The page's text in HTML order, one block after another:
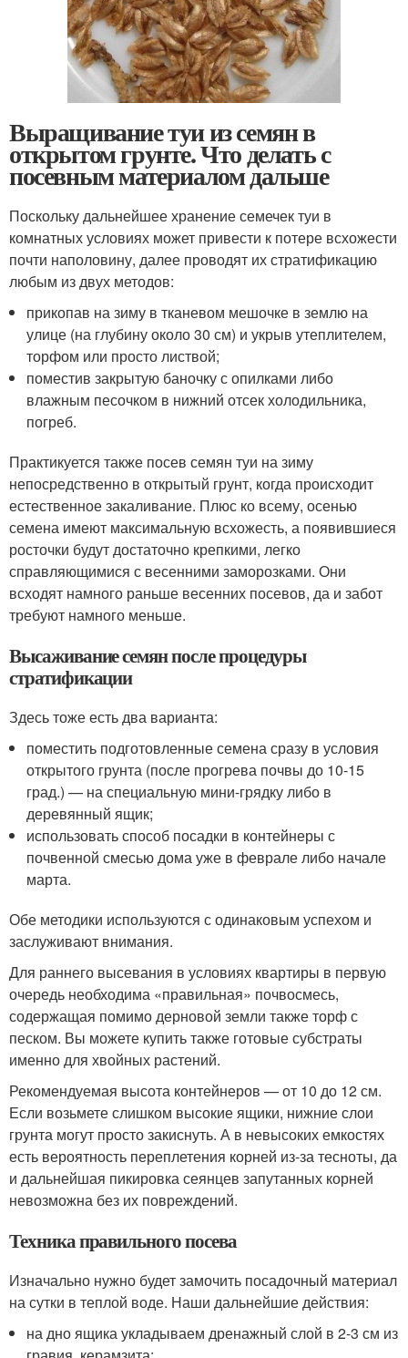
Выращивание туи из семян в
открытом грунте. Что делать с
посевным материалом дальше
Поскольку дальнейшее хранение семечек туи в
комнатных условиях может привести к потере всхожести
почти наполовину, далее проводят их стратификацию
любым из двух методов:
прикопав на зиму в тканевом мешочке в землю на
улице (на глубину около 30 см) и укрыв утеплителем,
торфом или просто листвой;
поместив закрытую баночку с опилками либо
влажным песочком в нижний отсек холодильника,
погреб.
Практикуется также посев семян туи на зиму
непосредственно в открытый грунт, когда происходит
естественное закаливание. Плюс ко всему, осенью
семена имеют максимальную всхожесть, а появившиеся
росточки будут достаточно крепкими, легко
справляющимися с весенними заморозками. Они
всходят намного раньше весенних посевов, да и забот
требуют намного меньше.
Высаживание семян после процедуры
стратификации
Здесь тоже есть два варианта:
поместить подготовленные семена сразу в условия
открытого грунта (после прогрева почвы до 10-15
град.) — на специальную мини-грядку либо в
деревянный ящик;
использовать способ посадки в контейнеры с
почвенной смесью дома уже в феврале либо начале
марта.
Обе методики используются с одинаковым успехом и
заслуживают внимания.
Для раннего высевания в условиях квартиры в первую
очередь необходима «правильная» почвосмесь,
содержащая помимо дерновой земли также торф с
песком. Вы можете купить также готовые субстраты
именно для хвойных растений.
Рекомендуемая высота контейнеров — от 10 до 12 см.
Если возьмете слишком высокие ящики, нижние слои
грунта могут просто закиснуть. А в невысоких емкостях
есть вероятность переплетения корней из-за тесноты, да
и дальнейшая пикировка сеянцев запутанных корней
невозможна без их повреждений.
Техника правильного посева
Изначально нужно будет замочить посадочный материал
на сутки в теплой воде. Наши дальнейшие действия:
на дно ящика укладываем дренажный слой в 2-3 см из